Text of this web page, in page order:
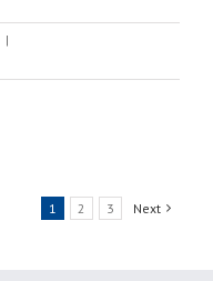
|
1 2 3 Next